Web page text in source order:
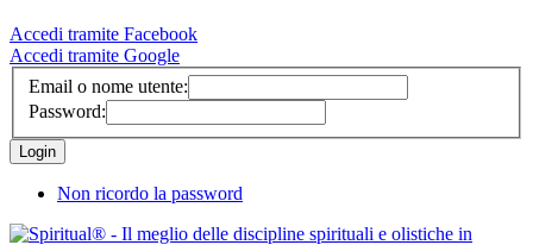
Accedi tramite Facebook
Accedi tramite Google
Email o nome utente:
Password:
Non ricordo la password